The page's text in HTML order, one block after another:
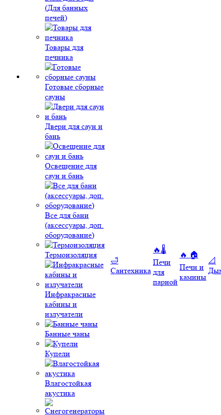
(Для банных
печей)
Товары для
печника
Готовые сборные
сауны
Двери для саун и
бань
Освещение для
саун и бань
Все для бани
(аксессуары, доп.
оборудование)
Термоизоляция
Инфракрасные
кабины и
излучатели
Банные чаны
Купели
Влагостойкая
акустика
🛁
Сантехника
🔥🌡️
Печи
для
парной
🔥 🏠
Печи и
камины
📐